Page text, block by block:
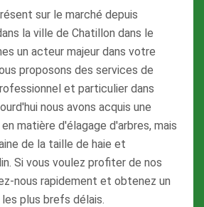
sur le marché depuis
la ville de Chatillon dans le
un acteur majeur dans votre
proposons des services de
et particulier dans
nous avons acquis une
matière d'élagage d'arbres, mais
de la taille de haie et
Si vous voulez profiter de nos
nous rapidement et obtenez un
plus brefs délais.